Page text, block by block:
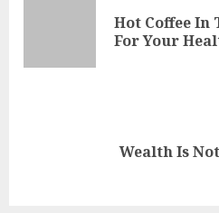
Hot Coffee In
For Your
Wealth Is